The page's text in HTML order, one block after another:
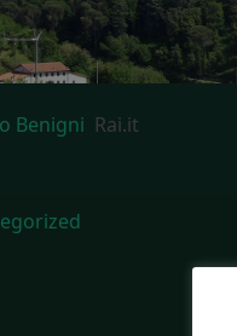
Benigni Rai.it